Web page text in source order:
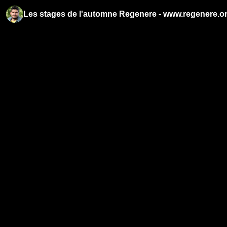
Les stages de l'automne Regenere -